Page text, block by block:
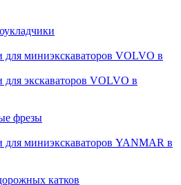
для миниэкскаваторов VOLVO в
для экскаваторов VOLVO в
фрезы
для миниэкскаваторов YANMAR в
катков